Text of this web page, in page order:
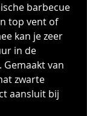
barbecue
top vent of
kan je zeer
in de
van
zwarte
aansluit bij